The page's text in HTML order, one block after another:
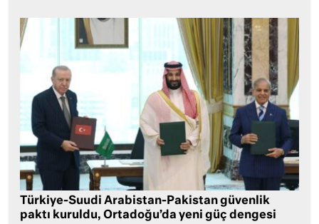
Türkiye-Suudi Arabistan-Pakistan güvenlik
paktı kuruldu, Ortadoğu’da yeni güç dengesi